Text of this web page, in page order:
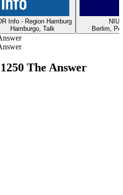
Info - Region Hamburg
Hamburgo, Talk
Berlim,
The Answer